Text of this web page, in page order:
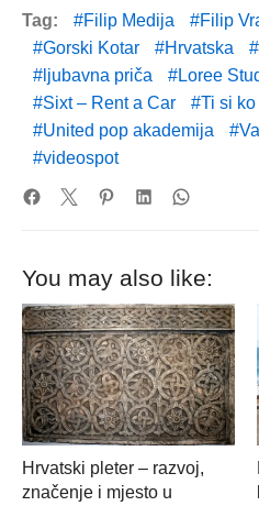
Tag: Filip Medija Filip
Gorski Kotar
Hrvatska
ljubavna priča
Loree
Sixt – Rent a Car
Ti si
United pop akademija
videospot
You may also like:
Hrvatski pleter – razvoj,
značenje i mjesto u